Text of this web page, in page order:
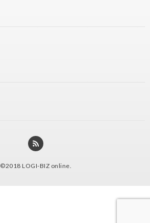
©2018 LOGI-BIZ online.